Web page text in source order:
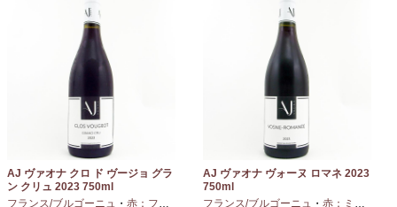
AJ ヴァオナ クロ ド ヴージョ グラ
ン クリュ 2023 750ml
フランス/ブルゴーニュ ・ 赤：フルボディ ・ピノノワール
AJ ヴァオナ ヴォーヌ ロマネ 2023
750ml
フランス/ブルゴーニュ ・ 赤：ミディアムボディ